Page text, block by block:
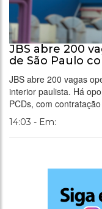
JBS abre 200
de São Paulo
JBS abre 200 vagas
interior paulista. Há
PCDs, com
14:03 - Em: